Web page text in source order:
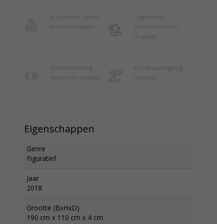
Vrijblijvend 1 week
thuis bezichtigen
Uitgebreide
huurconstructies
mogelijk
Gratis aflevering
binnen de randstad
Kunstkoopregeling
mogelijk
Eigenschappen
Genre
Figuratief
Jaar
2018
Grootte (BxHxD)
190 cm x 110 cm x 4 cm